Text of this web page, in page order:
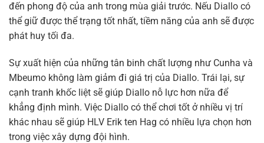
đến phong độ của anh trong mùa giải trước. Nếu Diallo có
thể giữ được thể trạng tốt nhất, tiềm năng của anh sẽ được
phát huy tối đa.
Sự xuất hiện của những tân binh chất lượng như Cunha và
Mbeumo không làm giảm đi giá trị của Diallo. Trái lại, sự
cạnh tranh khốc liệt sẽ giúp Diallo nỗ lực hơn nữa để
khẳng định mình. Việc Diallo có thể chơi tốt ở nhiều vị trí
khác nhau sẽ giúp HLV Erik ten Hag có nhiều lựa chọn hơn
trong việc xây dựng đội hình.